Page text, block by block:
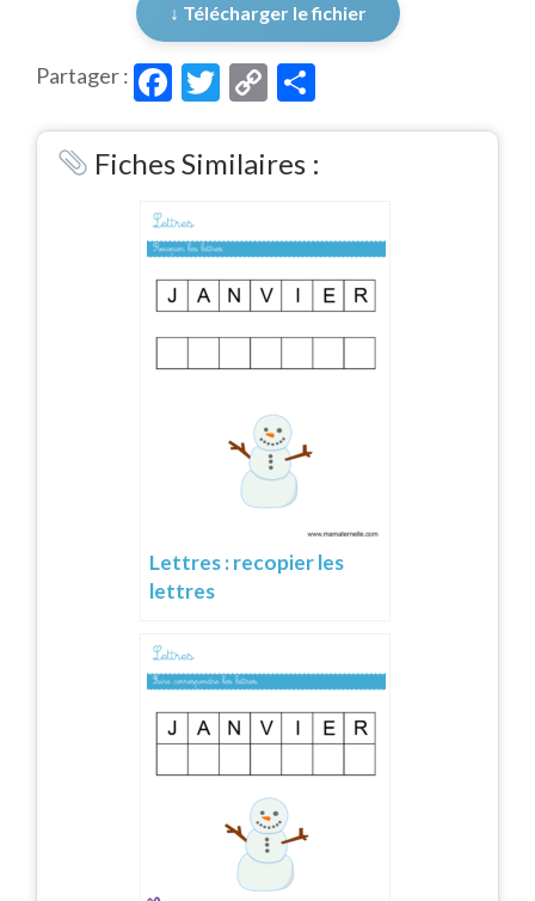
↓ Télécharger le fichier
Partager : Facebook
Twitter
Copy
Link
Fiches Similaires :
Lettres : recopier les
lettres